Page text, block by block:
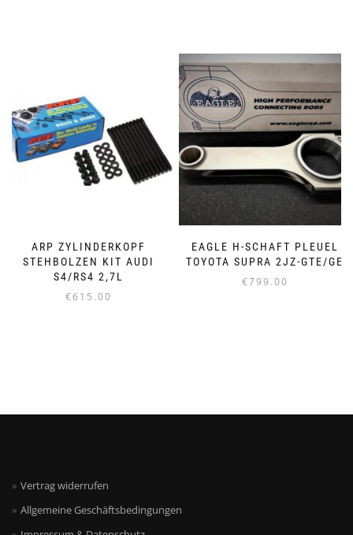
mehrere
Die
Optionen
können
auf
der
Produktseite
gewählt
ARP ZYLINDERKOPF
STEHBOLZEN KIT AUDI
S4/RS4 2,7L
€615.00
EAGLE H-SCHAFT PLEUEL
TOYOTA SUPRA 2JZ-GTE/GE
€799.00
Vertrag widerrufen
Allgemeine Geschäftsbedingungen